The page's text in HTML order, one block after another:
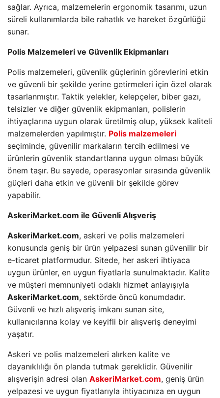
sağlar. Ayrıca, malzemelerin ergonomik tasarımı, uzun
süreli kullanımlarda bile rahatlık ve hareket özgürlüğü
sunar.
Polis Malzemeleri ve Güvenlik Ekipmanları
Polis malzemeleri, güvenlik güçlerinin görevlerini etkin
ve güvenli bir şekilde yerine getirmeleri için özel olarak
tasarlanmıştır. Taktik yelekler, kelepçeler, biber gazı,
telsizler ve diğer güvenlik ekipmanları, polislerin
ihtiyaçlarına uygun olarak üretilmiş olup, yüksek kaliteli
malzemelerden yapılmıştır. Polis malzemeleri
seçiminde, güvenilir markaların tercih edilmesi ve
ürünlerin güvenlik standartlarına uygun olması büyük
önem taşır. Bu sayede, operasyonlar sırasında güvenlik
güçleri daha etkin ve güvenli bir şekilde görev
yapabilir.
AskeriMarket.com ile Güvenli Alışveriş
AskeriMarket.com, askeri ve polis malzemeleri
konusunda geniş bir ürün yelpazesi sunan güvenilir bir
e-ticaret platformudur. Sitede, her askeri ihtiyaca
uygun ürünler, en uygun fiyatlarla sunulmaktadır. Kalite
ve müşteri memnuniyeti odaklı hizmet anlayışıyla
AskeriMarket.com, sektörde öncü konumdadır.
Güvenli ve hızlı alışveriş imkanı sunan site,
kullanıcılarına kolay ve keyifli bir alışveriş deneyimi
yaşatır.
Askeri ve polis malzemeleri alırken kalite ve
dayanıklılığı ön planda tutmak gereklidir. Güvenilir
alışverişin adresi olan AskeriMarket.com, geniş ürün
yelpazesi ve uygun fiyatlarıyla ihtiyacınıza en uygun